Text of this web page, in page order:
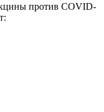
против COVID-